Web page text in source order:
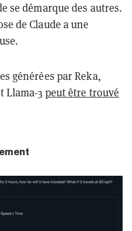
se démarque des autres.
de Claude a une
générées par Reka,
Llama-3 peut être trouvé